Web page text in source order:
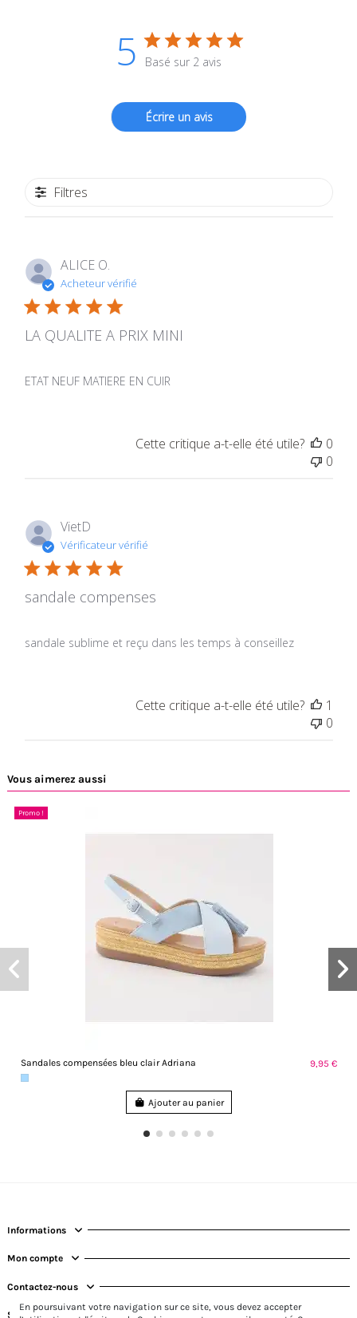
5 Basé sur 2 avis
Écrire un avis
Filtres
ALICE O.
Acheteur vérifié
LA QUALITE A PRIX MINI
ETAT NEUF MATIERE EN CUIR
Cette critique a-t-elle été utile?
0
0
VietD
Vérificateur vérifié
sandale compenses
sandale sublime et reçu dans les temps à conseillez
Cette critique a-t-elle été utile?
1
0
Vous aimerez aussi
Promo !
Sandales compensées bleu clair Adriana 9,95 €
Ajouter au panier
Informations
Mon compte
Contactez-nous
Suivez-nous
En poursuivant votre navigation sur ce site, vous devez accepter